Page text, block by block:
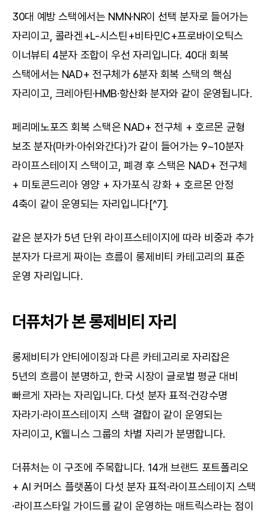
30대 예방 스택에서는 NMN·NR이 선택 분자로 들어가는
자리이고, 콜라겐+L-시스틴+비타민C+프로바이오틱스
이너뷰티 4분자 조합이 우선 자리입니다. 40대 회복
스택에서는 NAD+ 전구체가 6분자 회복 스택의 핵심
자리이고, 크레아틴·HMB·항산화 분자와 같이 운영됩니다.
페리메노포즈 회복 스택은 NAD+ 전구체 + 호르몬 균형
보조 분자(마카·아쉬와간다)가 같이 들어가는 9~10분자
라이프스테이지 스택이고, 폐경 후 스택은 NAD+ 전구체
+ 미토콘드리아 영양 + 자가포식 강화 + 호르몬 안정
4축이 같이 운영되는 자리입니다[^7].
같은 분자가 5년 단위 라이프스테이지에 따라 비중과 추가
분자가 다르게 짜이는 흐름이 롱제비티 카테고리의 표준
운영 자리입니다.
더퓨처가 본 롱제비티 자리
롱제비티가 안티에이징과 다른 카테고리로 자리잡은
5년의 흐름이 분명하고, 한국 시장이 글로벌 평균 대비
빠르게 자라는 자리입니다. 다섯 분자 표적·건강수명
자라기·라이프스테이지 스택 결합이 같이 운영되는
자리이고, K웰니스 그룹의 차별 자리가 분명합니다.
더퓨처는 이 구조에 주목합니다. 14개 브랜드 포트폴리오
+ AI 커머스 플랫폼이 다섯 분자 표적·라이프스테이지 스택
·라이프스타일 가이드를 같이 운영하는 매트릭스라는 점이